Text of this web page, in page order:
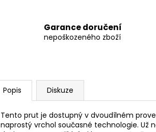
Garance doručení
nepoškozeného zboží
Popis Diskuze
Tento prut je dostupný v dvoudílném
naprostý vrchol současné technologie.